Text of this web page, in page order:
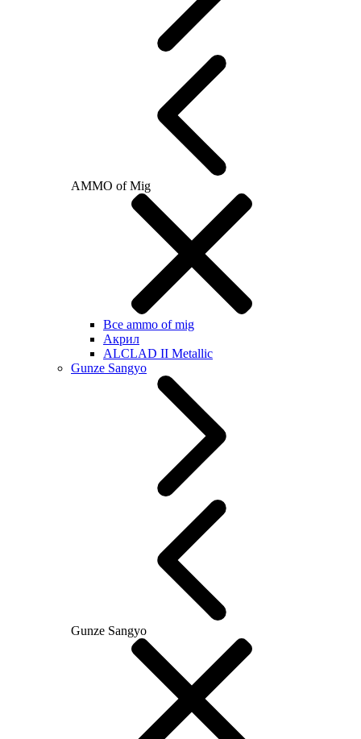
AMMO of Mig
Все ammo of mig
Акрил
ALCLAD II Metallic
Gunze Sangyo
Gunze Sangyo